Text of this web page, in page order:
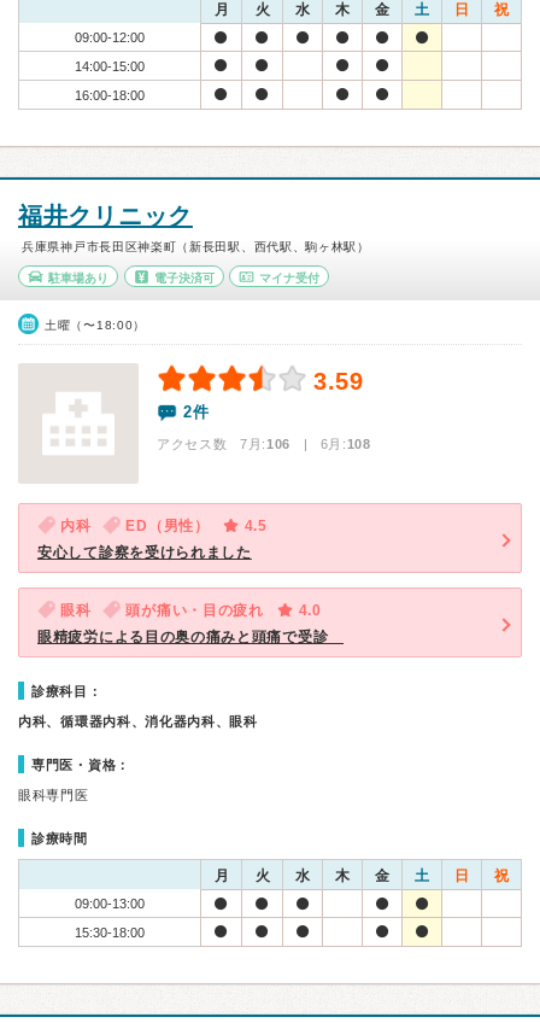
月 火 水 木 金 土 日 祝
09:00-12:00
14:00-15:00
16:00-18:00
福井クリニック
兵庫県神戸市長田区神楽町（新長田駅、西代駅、駒ヶ林駅）
駐車場あり 電子決済可 マイナ受付
土曜（〜18:00）
3.59
2件
アクセス数 7月:106 | 6月:108
内科 ED（男性）
4.5
安心して診察を受けられました
眼科 頭が痛い・目の疲れ
4.0
眼精疲労による目の奥の痛みと頭痛で受診
診療科目：
内科、循環器内科、消化器内科、眼科
専門医・資格：
眼科専門医
診療時間
月 火 水 木 金 土 日 祝
09:00-13:00
15:30-18:00